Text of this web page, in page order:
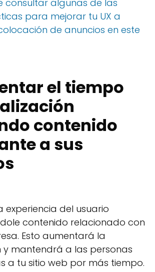
consultar algunas de las
para mejorar tu UX a
de anuncios en este
el tiempo
contenido
a sus
experiencia del usuario
contenido relacionado con
Esto aumentará la
mantendrá a las personas
a tu sitio web por más tiempo.